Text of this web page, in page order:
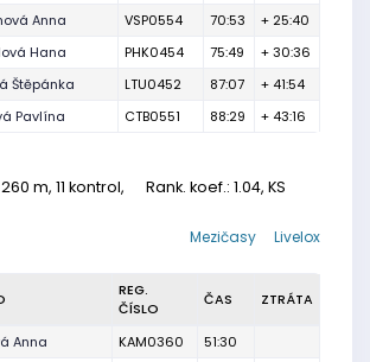
Anna VSP0554 70:53
+ 25:40
Hana PHK0454 75:49
+ 30:36
Štěpánka LTU0452 87:07
+ 41:54
Pavlína CTB0551 88:29 + 43:16
m, 11 kontrol, Rank. koef.: 1.04, KS
Livelox
Mezičasy
REG.
ČÍSLO
ČAS ZTRÁTA
Anna KAM0360
51:30